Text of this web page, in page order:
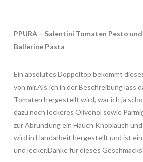
PPURA – Salentini Tomaten Pesto
Ballerine Pasta
Ein absolutes Doppeltop bekommt
von mir.Als ich in der Beschreibung lass
Tomaten hergestellt wird, war ich ja
dazu noch leckeres Olivenöl sowie
zur Abrundung ein Hauch Knoblauch
wird in Handarbeit hergestellt und ist
und lecker.Danke für dieses